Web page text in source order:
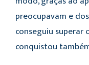
preocupavam e
conseguiu superar
conquistou